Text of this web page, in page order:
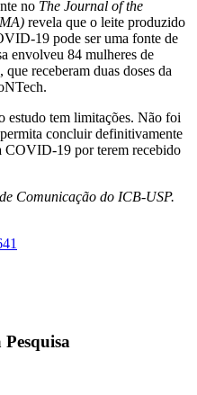
no The Journal of the
revela que o leite produzido
19 pode ser uma fonte de
envolveu 84 mulheres de
receberam duas doses da
estudo tem limitações. Não foi
concluir definitivamente
COVID-19 por terem recebido
Comunicação do ICB-USP.